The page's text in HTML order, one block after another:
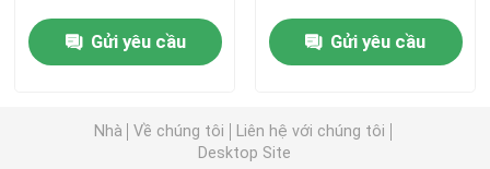
Lưỡi cưa cắt kim loại
Lưỡi cưa băng tráng
Gửi yêu cầu Gửi yêu cầu
Nhà Về chúng tôi
Liên hệ với chúng tôi
Desktop Site